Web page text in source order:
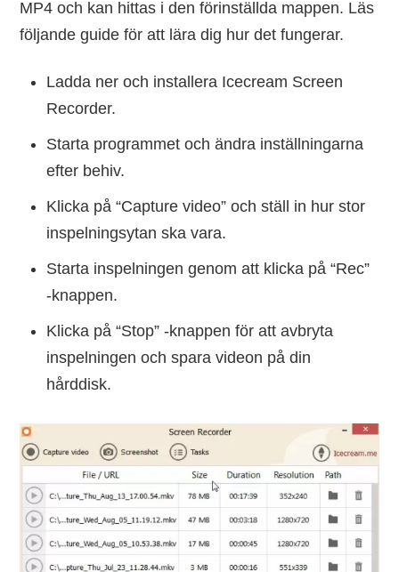
MP4 och kan hittas i den förinställda mappen. Läs
följande guide för att lära dig hur det fungerar.
Ladda ner och installera Icecream Screen
Recorder.
Starta programmet och ändra inställningarna
efter behiv.
Klicka på “Capture video” och ställ in hur stor
inspelningsytan ska vara.
Starta inspelningen genom att klicka på “Rec”
-knappen.
Klicka på “Stop” -knappen för att avbryta
inspelningen och spara videon på din
hårddisk.